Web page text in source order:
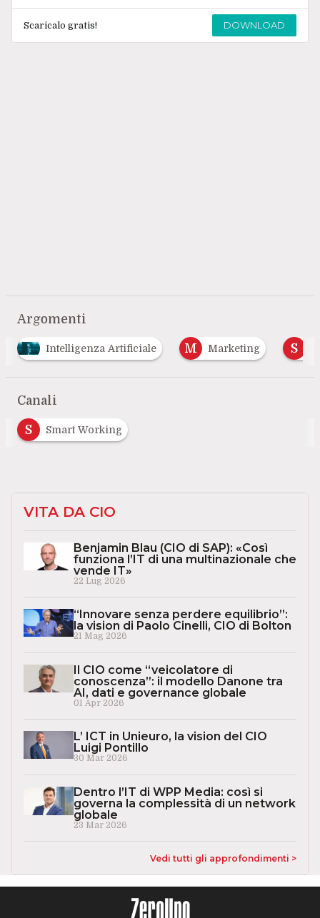
Scaricalo gratis! DOWNLOAD
Argomenti
Artificiale M Marketing S Social Network
Canali
S Smart Working
VITA DA CIO
Benjamin Blau (CIO di SAP): «Così
funziona l’IT di una multinazionale che
vende IT»
22 Lug 2026
“Innovare senza perdere equilibrio”:
la vision di Paolo Cinelli, CIO di Bolton
21 Mag 2026
Il CIO come “veicolatore di
conoscenza”: il modello Danone tra
AI, dati e governance globale
01 Apr 2026
L’ ICT in Unieuro, la vision del CIO
Luigi Pontillo
30 Mar 2026
Dentro l’IT di WPP Media: così si
governa la complessità di un network
globale
23 Mar 2026
Vedi tutti gli approfondimenti >